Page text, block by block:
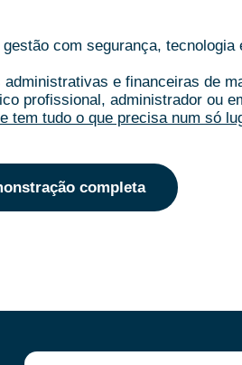
com segurança, tecnologia
e financeiras de
profissional, administrador ou
tem tudo o que precisa num só
completa